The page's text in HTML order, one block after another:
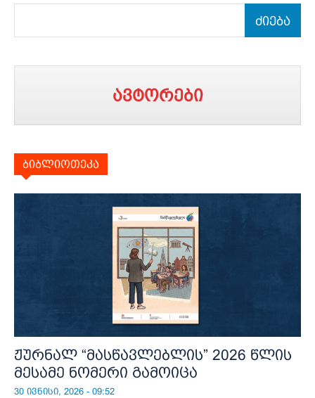
ძიება
ავტორები
ბიბლიოთეკა
ჟურნალ “მასწავლებლის” 2026 წლის
მესამე ნომერი გამოიცა
30 ივნისი, 2026 - 09:52